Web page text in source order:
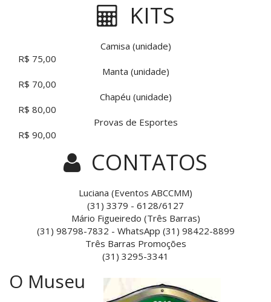
KITS
Camisa (unidade)
R$ 75,00
Manta (unidade)
R$ 70,00
Chapéu (unidade)
R$ 80,00
Provas de Esportes
R$ 90,00
CONTATOS
Luciana (Eventos ABCCMM)
(31) 3379 - 6128/6127
Mário Figueiredo (Três Barras)
(31) 98798-7832 - WhatsApp (31) 98422-8899
Três Barras Promoções
(31) 3295-3341
O Museu